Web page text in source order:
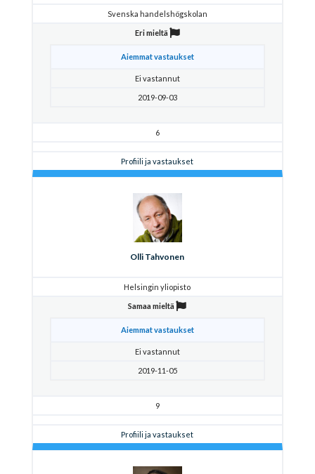
Svenska handelshögskolan
Eri mieltä
Aiemmat vastaukset
Ei vastannut
2019-09-03
6
Profiili ja vastaukset
Olli Tahvonen
Helsingin yliopisto
Samaa mieltä
Aiemmat vastaukset
Ei vastannut
2019-11-05
9
Profiili ja vastaukset